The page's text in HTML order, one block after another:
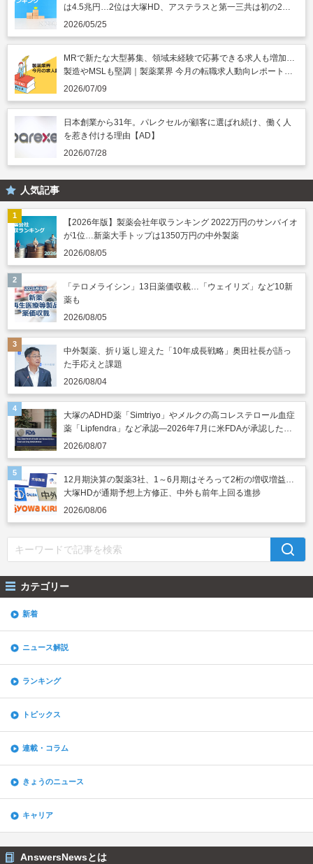
は4.5兆円…2位は大塚HD、アステラスと第一三共は初の2兆
円突破
2026/05/25
MRで新たな大型募集、領域未経験で応募できる求人も増加…
製造やMSLも堅調｜製薬業界 今月の転職求人動向レポート
（2026年7月）
2026/07/09
日本創業から31年。パレクセルが顧客に選ばれ続け、働く人
を惹き付ける理由【AD】
2026/07/28
人気記事
【2026年版】製薬会社年収ランキング 2022万円のサンバイオ
が1位…新薬大手トップは1350万円の中外製薬
2026/08/05
「テロメライシン」13日薬価収載…「ウェイリズ」など10新
薬も
2026/08/05
中外製薬、折り返し迎えた「10年成長戦略」奥田社長が語っ
た手応えと課題
2026/08/04
大塚のADHD薬「Simtriyo」やメルクの高コレステロール血症
薬「Lipfendra」など承認―2026年7月に米FDAが承認した新
薬
2026/08/07
12月期決算の製薬3社、1～6月期はそろって2桁の増収増益…
大塚HDが通期予想上方修正、中外も前年上回る進捗
2026/08/06
カテゴリー
新着
ニュース解説
ランキング
トピックス
連載・コラム
きょうのニュース
キャリア
AnswersNewsとは